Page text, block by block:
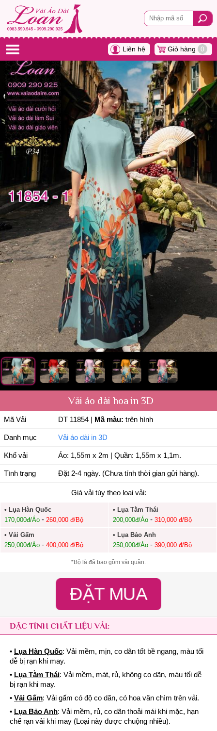
Liên hệ Giỏ hàng 0
Vải áo dài hoa in 3D
Mã Vải DT 11854 Mã màu: trên hình
Danh mục Vải áo dài in 3D
Khổ vải Áo: 1,55m x 2m | Quần: 1,55m x 1,1m.
Tình trạng Đặt 2-4 ngày. (Chưa tính thời gian gửi hàng).
Giá vải tùy theo loại vải:
• Lụa Hàn Quốc
170,000đ/Áo - 260,000 đ/Bộ
• Lụa Tằm Thái
200,000đ/Áo- 310,000 đ/Bộ
• Vải Gấm
250,000đ/Áo - 400,000 đ/Bộ
• Lụa Bảo Anh
250,000đ/Áo- 390,000 đ/Bộ
*Bộ là đã bao gồm vải quần.
ĐẶT MUA
ĐẶC TÍNH CHẤT LIỆU VẢI:
• Lụa Hàn Quốc: Vải mềm, mịn, co dãn tốt bề ngang, màu tối
dễ bị rạn khi may.
• Lụa Tằm Thái: Vải mềm, mát, rủ, không co dãn, màu tối dễ
bị rạn khi may.
• Vải Gấm: Vải gấm có độ co dãn, có hoa văn chìm trên vải.
• Lụa Bảo Anh: Vải mềm, rủ, co dãn thoải mái khi mặc, hạn
chế rạn vải khi may (Loại này được chuộng nhiều).